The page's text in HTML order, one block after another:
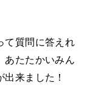
て質問に答えれ
あたたかいみん
来ました！